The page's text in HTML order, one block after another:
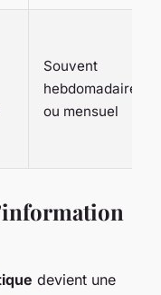
Souvent
hebdomadaire
ou mensuel
devient une